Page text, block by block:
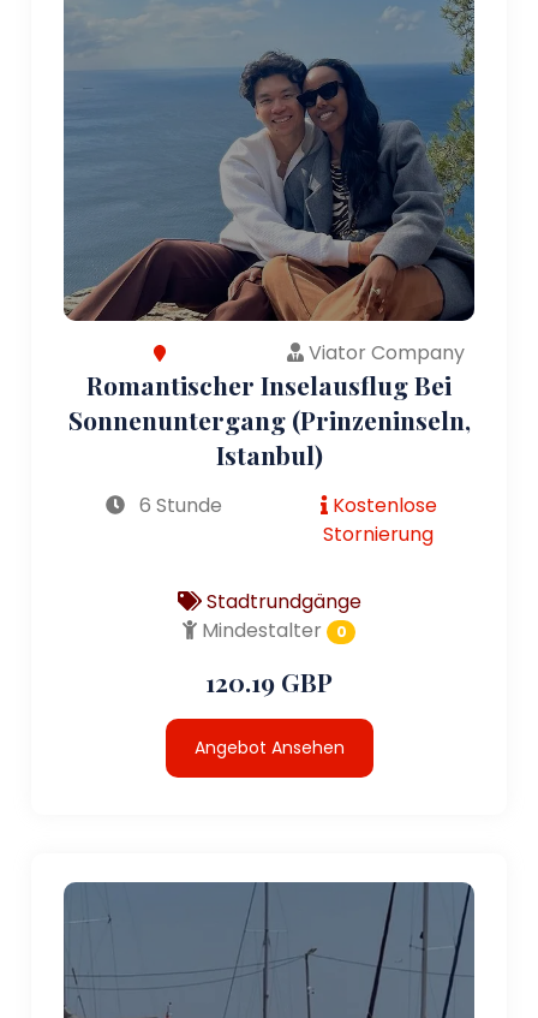
Viator Company
Romantischer Inselausflug Bei
Sonnenuntergang (Prinzeninseln,
Istanbul)
6 Stunde
Kostenlose
Stornierung
Stadtrundgänge
Mindestalter
0
120.19 GBP
Angebot Ansehen